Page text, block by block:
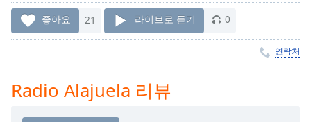
Chapters
off,
좋아요 21 라이브로 듣기 0
연락처
Radio Alajuela 리뷰